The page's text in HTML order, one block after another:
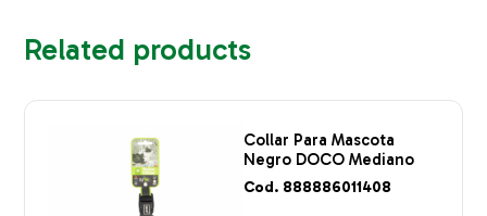
Related products
Collar Para Mascota
Negro DOCO Mediano
Cod. 888886011408